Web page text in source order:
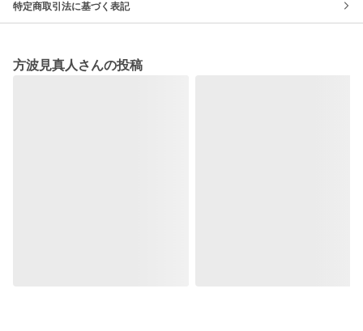
特定商取引法に基づく表記
方波見真人さんの投稿